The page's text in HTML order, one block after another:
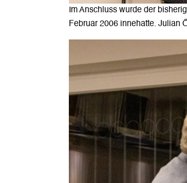
Im Anschluss wurde der
Februar 2006 innehatte. Julian